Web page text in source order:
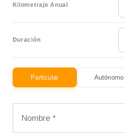
Kilometraje Anual
Duración
Particular Autónomo